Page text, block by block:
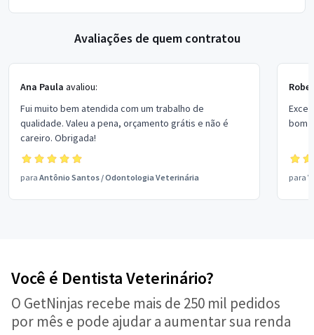
Avaliações de quem contratou
Ana Paula avaliou:
Fui muito bem atendida com um trabalho de
qualidade. Valeu a pena, orçamento grátis e não é
careiro. Obrigada!
para Antônio Santos /Odontologia Veterinária
bom
para
Você é Dentista Veterinário?
O GetNinjas recebe mais de 250 mil pedidos
por mês e pode ajudar a aumentar sua renda